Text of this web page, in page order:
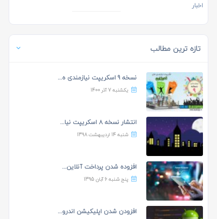
اخبار
تازه ترین مطالب
نسخه 9 اسکریپت نیازمندی ه...
یکشنبه 7 آذر 1400
انتشار نسخه 8 اسکریپت نیا...
شنبه 14 اردیبهشت 1398
افزوده شدن پرداخت آنلاین...
پنج شنبه 6 آبان 1395
افزودن شدن اپلیکیشن اندرو...